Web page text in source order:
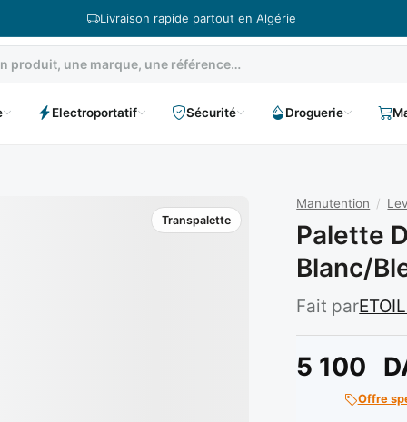
Livraison rapide partout en Algérie
Electroportatif Sécurité Droguerie
Transpalette
Manutention /
Palette
Blanc/
Fait par
5 100
Offre